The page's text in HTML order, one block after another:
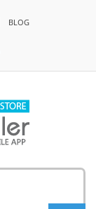
BLOG